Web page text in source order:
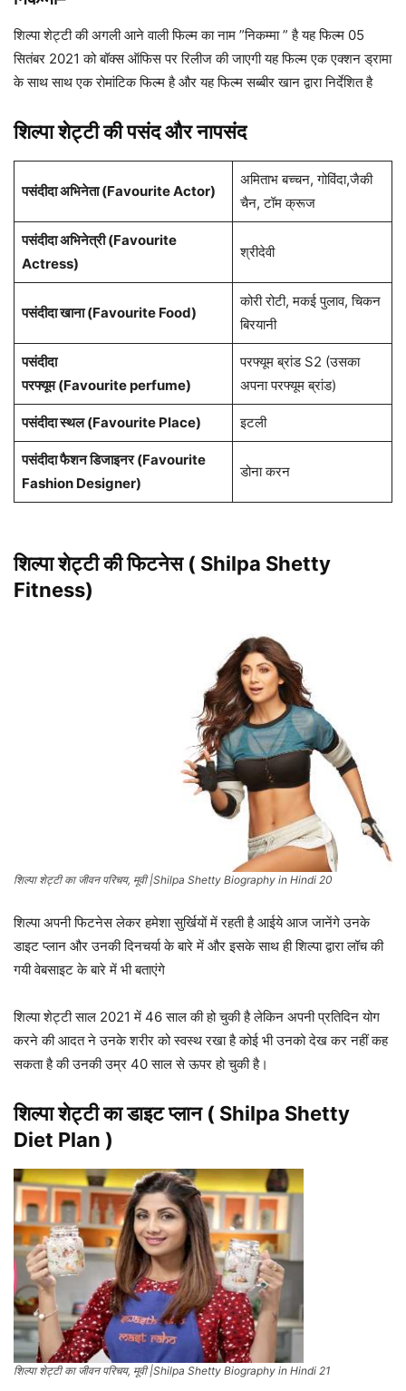
शिल्पा शेट्टी की अगली आने वाली फिल्म का नाम ”निकम्मा ” है यह फिल्म 05
सितंबर 2021 को बॉक्स ऑफिस पर रिलीज की जाएगी यह फिल्म एक एक्शन ड्रामा
के साथ साथ एक रोमांटिक फिल्म है और यह फिल्म सब्बीर खान द्वारा निर्देशित है
शिल्पा शेट्टी की पसंद और नापसंद
पसंदीदा अभिनेता (Favourite Actor)
अमिताभ बच्चन, गोविंदा,जैकी
चैन, टॉम क्रूज
पसंदीदा अभिनेत्री (Favourite
Actress)
श्रीदेवी
पसंदीदा खाना (Favourite Food)
कोरी रोटी, मकई पुलाव, चिकन
बिरयानी
पसंदीदा
परफ्यूम (Favourite perfume)
परफ्यूम ब्रांड S2 (उसका
अपना परफ्यूम ब्रांड)
पसंदीदा स्थल (Favourite Place) इटली
पसंदीदा फैशन डिजाइनर (Favourite
Fashion Designer)
डोना करन
शिल्पा शेट्टी की फिटनेस ( Shilpa Shetty
Fitness)
शिल्पा शेट्टी का जीवन परिचय, मूवी |Shilpa Shetty Biography in Hindi 20
शिल्पा अपनी फिटनेस लेकर हमेशा सुर्खियों में रहती है आईये आज जानेंगे उनके
डाइट प्लान और उनकी दिनचर्या के बारे में और इसके साथ ही शिल्पा द्वारा लॉच की
गयी वेबसाइट के बारे में भी बताएंगे
शिल्पा शेट्टी साल 2021 में 46 साल की हो चुकी है लेकिन अपनी प्रतिदिन योग
करने की आदत ने उनके शरीर को स्वस्थ रखा है कोई भी उनको देख कर नहीं कह
सकता है की उनकी उम्र 40 साल से ऊपर हो चुकी है।
शिल्पा शेट्टी काडाइट प्लान ( Shilpa Shetty
Diet Plan )
शिल्पा शेट्टी का जीवन परिचय, मूवी |Shilpa Shetty Biography in Hindi 21